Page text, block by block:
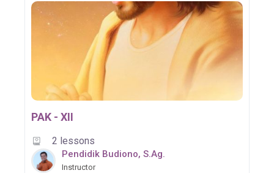
PAK - XII
2 lessons
Pendidik Budiono, S.Ag.
Instructor